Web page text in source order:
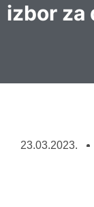
izbor za
23.03.2023.